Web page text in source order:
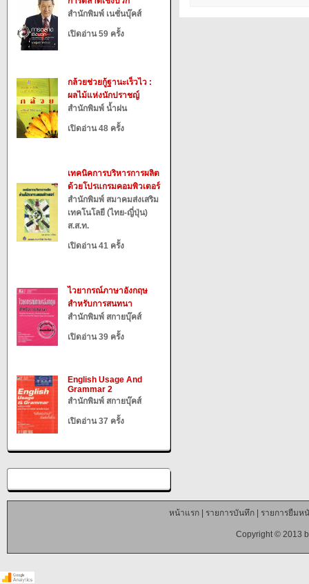
สำนักพิมพ์ เนชั่นบุ๊คส์
เปิดอ่าน 59 ครั้ง
กล้วยช่วยกู้ฐานะเร็วไว :
ผลไม้แห่งนักปราชญ์
สำนักพิมพ์ น้ำฝน
เปิดอ่าน 48 ครั้ง
เทคนิคการบริหารการผลิต
ด้วยโปรแกรมคอมพิวเตอร์
สำนักพิมพ์ สมาคมส่งเสริม
เทคโนโลยี (ไทย-ญี่ปุ่น)
ส.ส.ท.
เปิดอ่าน 41 ครั้ง
ไวยากรณ์ภาษาอังกฤษ
สำหรับการสนทนา
สำนักพิมพ์ สกายบุ๊คส์
เปิดอ่าน 39 ครั้ง
English Usage And
Grammar 2
สำนักพิมพ์ สกายบุ๊คส์
เปิดอ่าน 37 ครั้ง
หน้าแรก| รายการบันทึก| รายการยืมห
Copyright © 2013